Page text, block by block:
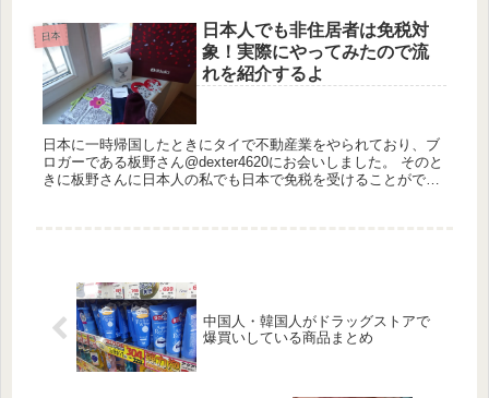
日本
日本人でも非住居者は免税対
象！実際にやってみたので流
れを紹介するよ
日本に一時帰国したときにタイで不動産業をやられており、ブ
ロガーである板野さん@dexter4620にお会いしました。 そのと
きに板野さんに日本人の私でも日本で免税を受けることができ
中国人・韓国人がドラッグストアで
爆買いしている商品まとめ